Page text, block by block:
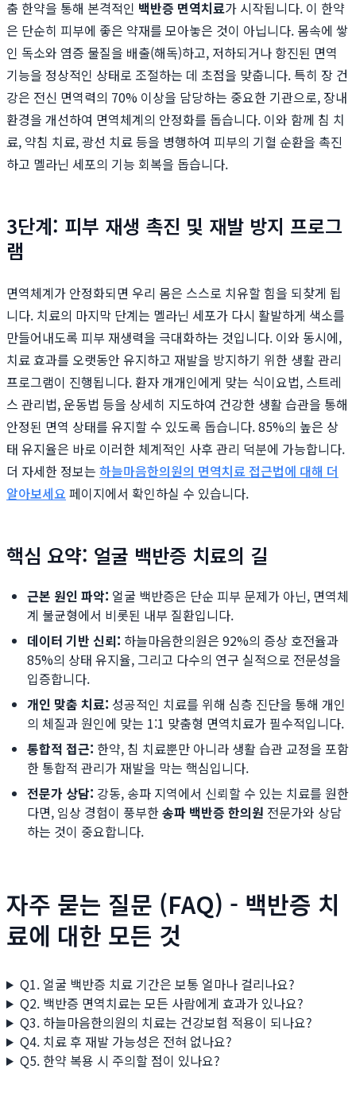
춤 한약을 통해 본격적인 백반증 면역치료가 시작됩니다. 이 한약
은 단순히 피부에 좋은 약재를 모아놓은 것이 아닙니다. 몸속에 쌓
인 독소와 염증 물질을 배출(해독)하고, 저하되거나 항진된 면역
기능을 정상적인 상태로 조절하는 데 초점을 맞춥니다. 특히 장 건
강은 전신 면역력의 70% 이상을 담당하는 중요한 기관으로, 장내
환경을 개선하여 면역체계의 안정화를 돕습니다. 이와 함께 침 치
료, 약침 치료, 광선 치료 등을 병행하여 피부의 기혈 순환을 촉진
하고 멜라닌 세포의 기능 회복을 돕습니다.
3단계: 피부 재생 촉진 및 재발 방지 프로그
램
면역체계가 안정화되면 우리 몸은 스스로 치유할 힘을 되찾게 됩
니다. 치료의 마지막 단계는 멜라닌 세포가 다시 활발하게 색소를
만들어내도록 피부 재생력을 극대화하는 것입니다. 이와 동시에,
치료 효과를 오랫동안 유지하고 재발을 방지하기 위한 생활 관리
프로그램이 진행됩니다. 환자 개개인에게 맞는 식이요법, 스트레
스 관리법, 운동법 등을 상세히 지도하여 건강한 생활 습관을 통해
안정된 면역 상태를 유지할 수 있도록 돕습니다. 85%의 높은 상
태 유지율은 바로 이러한 체계적인 사후 관리 덕분에 가능합니다.
더 자세한 정보는 하늘마음한의원의 면역치료 접근법에 대해 더
알아보세요페이지에서 확인하실 수 있습니다.
핵심 요약: 얼굴 백반증 치료의 길
근본 원인 파악: 얼굴 백반증은 단순 피부 문제가 아닌, 면역체
계 불균형에서 비롯된 내부 질환입니다.
데이터 기반 신뢰: 하늘마음한의원은 92%의 증상 호전율과
85%의 상태 유지율, 그리고 다수의 연구 실적으로 전문성을
입증합니다.
개인 맞춤 치료: 성공적인 치료를 위해 심층 진단을 통해 개인
의 체질과 원인에 맞는 1:1 맞춤형 면역치료가 필수적입니다.
통합적 접근: 한약, 침 치료뿐만 아니라 생활 습관 교정을 포함
한 통합적 관리가 재발을 막는 핵심입니다.
전문가 상담: 강동, 송파 지역에서 신뢰할 수 있는 치료를 원한
다면, 임상 경험이 풍부한송파 백반증 한의원 전문가와 상담
하는 것이 중요합니다.
자주 묻는 질문 (FAQ) - 백반증 치
료에 대한 모든 것
Q1. 얼굴 백반증 치료 기간은 보통 얼마나 걸리나요?
Q2. 백반증 면역치료는 모든 사람에게 효과가 있나요?
Q3. 하늘마음한의원의 치료는 건강보험 적용이 되나요?
Q4. 치료 후 재발 가능성은 전혀 없나요?
Q5. 한약 복용 시 주의할 점이 있나요?